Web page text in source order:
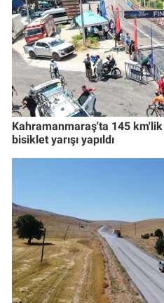
Kahramanmaraş'ta 145
bisiklet yarışı yapıldı